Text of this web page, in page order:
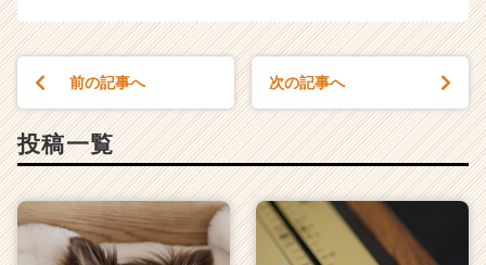
前の記事へ 次の記事へ
投稿一覧